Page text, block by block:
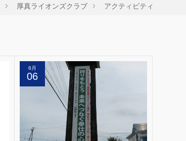
厚真ライオンズクラブ アクティビティ
8月
06